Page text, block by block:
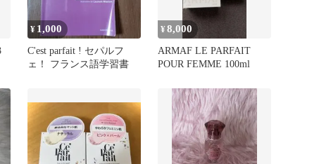
¥ 1,000
C'est parfait ! セパルフ
ェ！ フランス語学習書
¥8,000
ARMAF LE PARFAIT
POUR FEMME 100ml